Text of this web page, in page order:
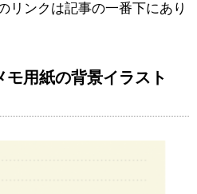
リンクは記事の一番下にあり
モ用紙の背景イラスト